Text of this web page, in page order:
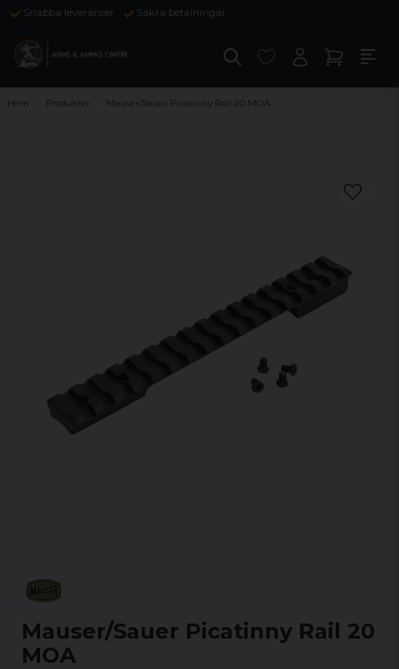
Snabba leveranser Säkra betalningar
Hem Produkter Mauser/Sauer Picatinny Rail 20 MOA
Mauser/Sauer Picatinny Rail 20
MOA